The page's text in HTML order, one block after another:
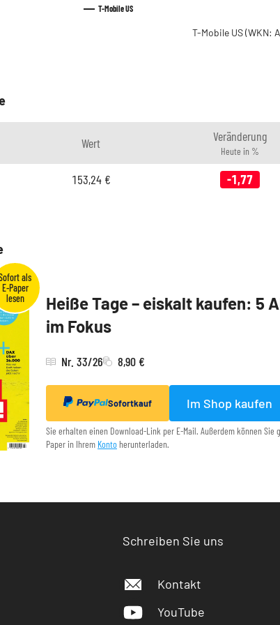
T-Mobile US
T-Mobile US(WKN:
Wert Veränderung
Heute in %
153,24€ -1,77
Heiße Tage – eiskalt kaufen: 5
im Fokus
Nr. 33/26 8,90 €
Sofortkauf Im Shop kaufen
Sie erhalten einen Download-Link per E-Mail. Außerdem können Sie
Paper in Ihrem Konto herunterladen.
Schreiben Sie uns
Kontakt
YouTube